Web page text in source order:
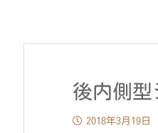
後内側
2018年3月19日